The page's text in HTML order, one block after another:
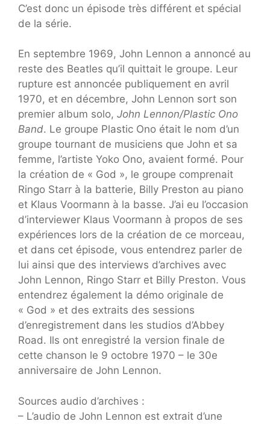
C’est donc un épisode très différent et spécial
de la série.
En septembre 1969, John Lennon a annoncé au
reste des Beatles qu’il quittait le groupe. Leur
rupture est annoncée publiquement en avril
1970, et en décembre, John Lennon sort son
premier album solo, John Lennon/Plastic Ono
Band. Le groupe Plastic Ono était le nom d’un
groupe tournant de musiciens que John et sa
femme, l’artiste Yoko Ono, avaient formé. Pour
la création de « God », le groupe comprenait
Ringo Starr à la batterie, Billy Preston au piano
et Klaus Voormann à la basse. J’ai eu l’occasion
d’interviewer Klaus Voormann à propos de ses
expériences lors de la création de ce morceau,
et dans cet épisode, vous entendrez parler de
lui ainsi que des interviews d’archives avec
John Lennon, Ringo Starr et Billy Preston. Vous
entendrez également la démo originale de
« God » et des extraits des sessions
d’enregistrement dans les studios d’Abbey
Road. Ils ont enregistré la version finale de
cette chanson le 9 octobre 1970 – le 30e
anniversaire de John Lennon.
Sources audio d’archives :
– L’audio de John Lennon est extrait d’une